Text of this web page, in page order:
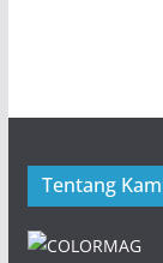
Tentang